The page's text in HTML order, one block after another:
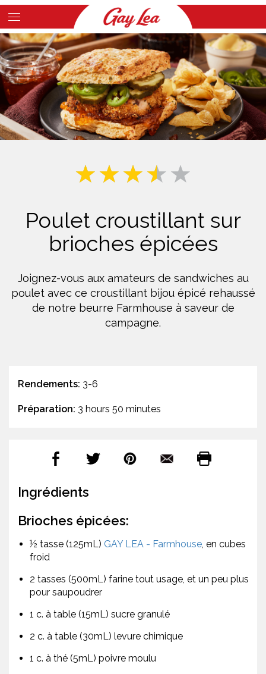
Skip
to
main
content
Main
Content
Poulet croustillant sur
brioches épicées
Joignez-vous aux amateurs de sandwiches au
poulet avec ce croustillant bijou épicé rehaussé
de notre beurre Farmhouse à saveur de
campagne.
Rendements: 3-6
Préparation: 3 hours 50 minutes
Ingrédients
Brioches épicées:
½ tasse (125mL) GAY LEA - Farmhouse, en cubes
froid
2 tasses (500mL) farine tout usage, et un peu plus
pour saupoudrer
1 c. à table (15mL) sucre granulé
2 c. à table (30mL) levure chimique
1 c. à thé (5mL) poivre moulu